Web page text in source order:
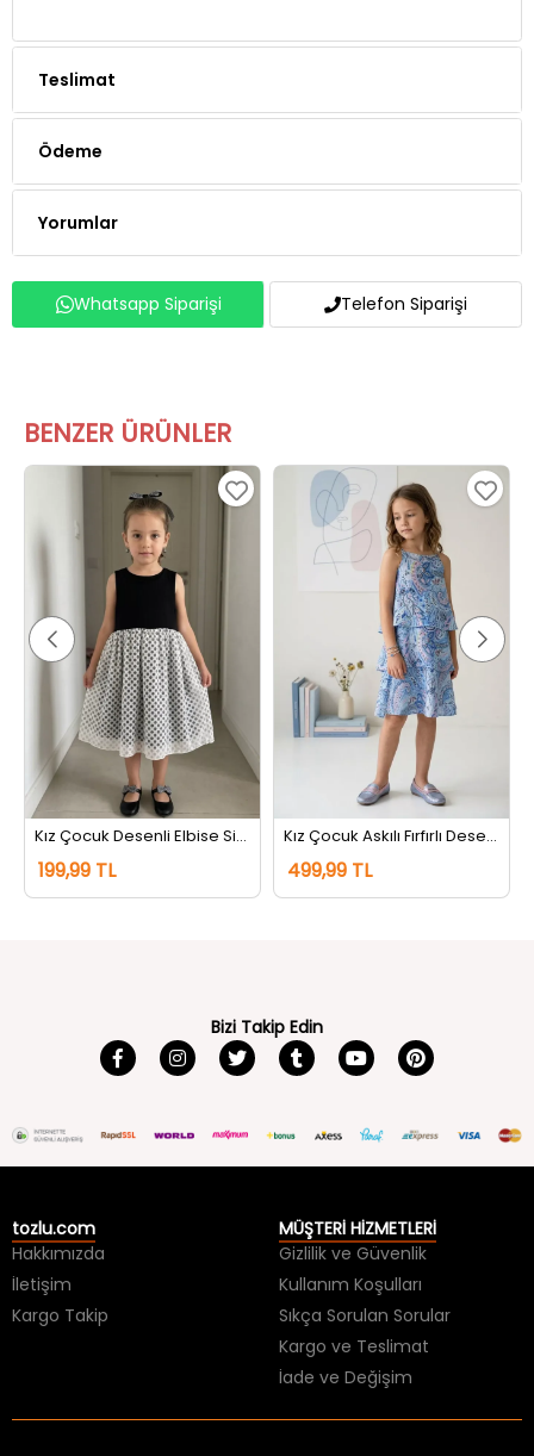
Teslimat
Ödeme
Yorumlar
Whatsapp Siparişi Telefon Siparişi
BENZER ÜRÜNLER
Kız Çocuk Desenli Elbise Siyah
199,99 TL
Kız Çocuk Askılı Fırfırlı Desenli Elbise Lacivert
499,99 TL
Bizi Takip Edin
tozlu.com
Hakkımızda
İletişim
Kargo Takip
MÜŞTERİ HİZMETLERİ
Gizlilik ve Güvenlik
Kullanım Koşulları
Sıkça Sorulan Sorular
Kargo ve Teslimat
İade ve Değişim